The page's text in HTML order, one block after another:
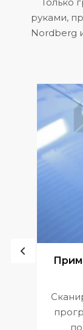
руками,
Nordberg